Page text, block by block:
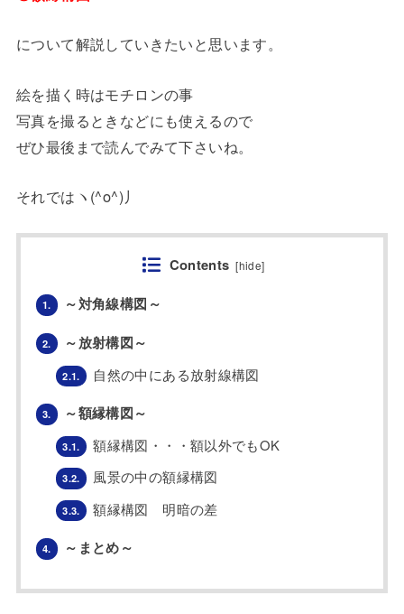
について解説していきたいと思います。
絵を描く時はモチロンの事
写真を撮るときなどにも使えるので
ぜひ最後まで読んでみて下さいね。
それではヽ(^o^)丿
Contents [hide]
1. ～対角線構図～
2. ～放射構図～
2.1. 自然の中にある放射線構図
3. ～額縁構図～
3.1. 額縁構図・・・額以外でもOK
3.2. 風景の中の額縁構図
3.3. 額縁構図 明暗の差
4. ～まとめ～